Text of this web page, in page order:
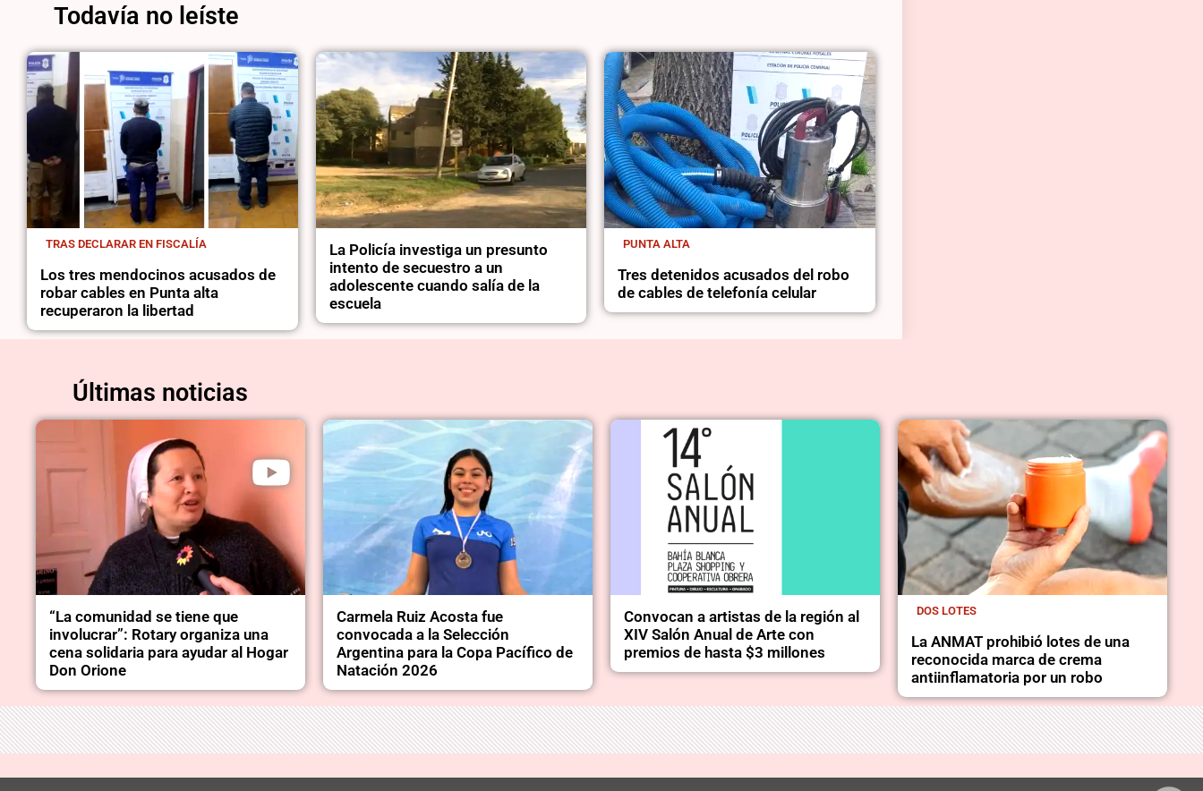
Todavía no leíste
TRAS DECLARAR EN FISCALÍA
Los tres mendocinos acusados de
robar cables en Punta alta
recuperaron la libertad
La Policía investiga un presunto
intento de secuestro a un
adolescente cuando salía de la
escuela
PUNTA ALTA
Tres detenidos acusados del robo
de cables de telefonía celular
Últimas noticias
“La comunidad se tiene que
involucrar”: Rotary organiza una
cena solidaria para ayudar al Hogar
Don Orione
Carmela Ruiz Acosta fue
convocada a la Selección
Argentina para la Copa Pacífico de
Natación 2026
Convocan a artistas de la región al
XIV Salón Anual de Arte con
premios de hasta $3 millones
DOS LOTES
La ANMAT prohibió lotes de una
reconocida marca de crema
antiinflamatoria por un robo